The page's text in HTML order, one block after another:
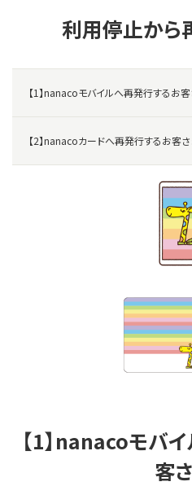
利用停止から
【1】nanacoモバイルへ再発行するお
【2】nanacoカードへ再発行するお客
【1】nanacoモバ
客